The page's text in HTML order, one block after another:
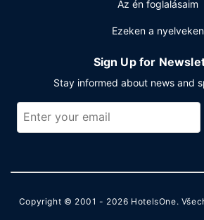
Az én foglalásaim
Ezeken a nyelveken
Sign Up for
Stay informed about news and
Copyright © 2001 - 2026 HotelsOne.